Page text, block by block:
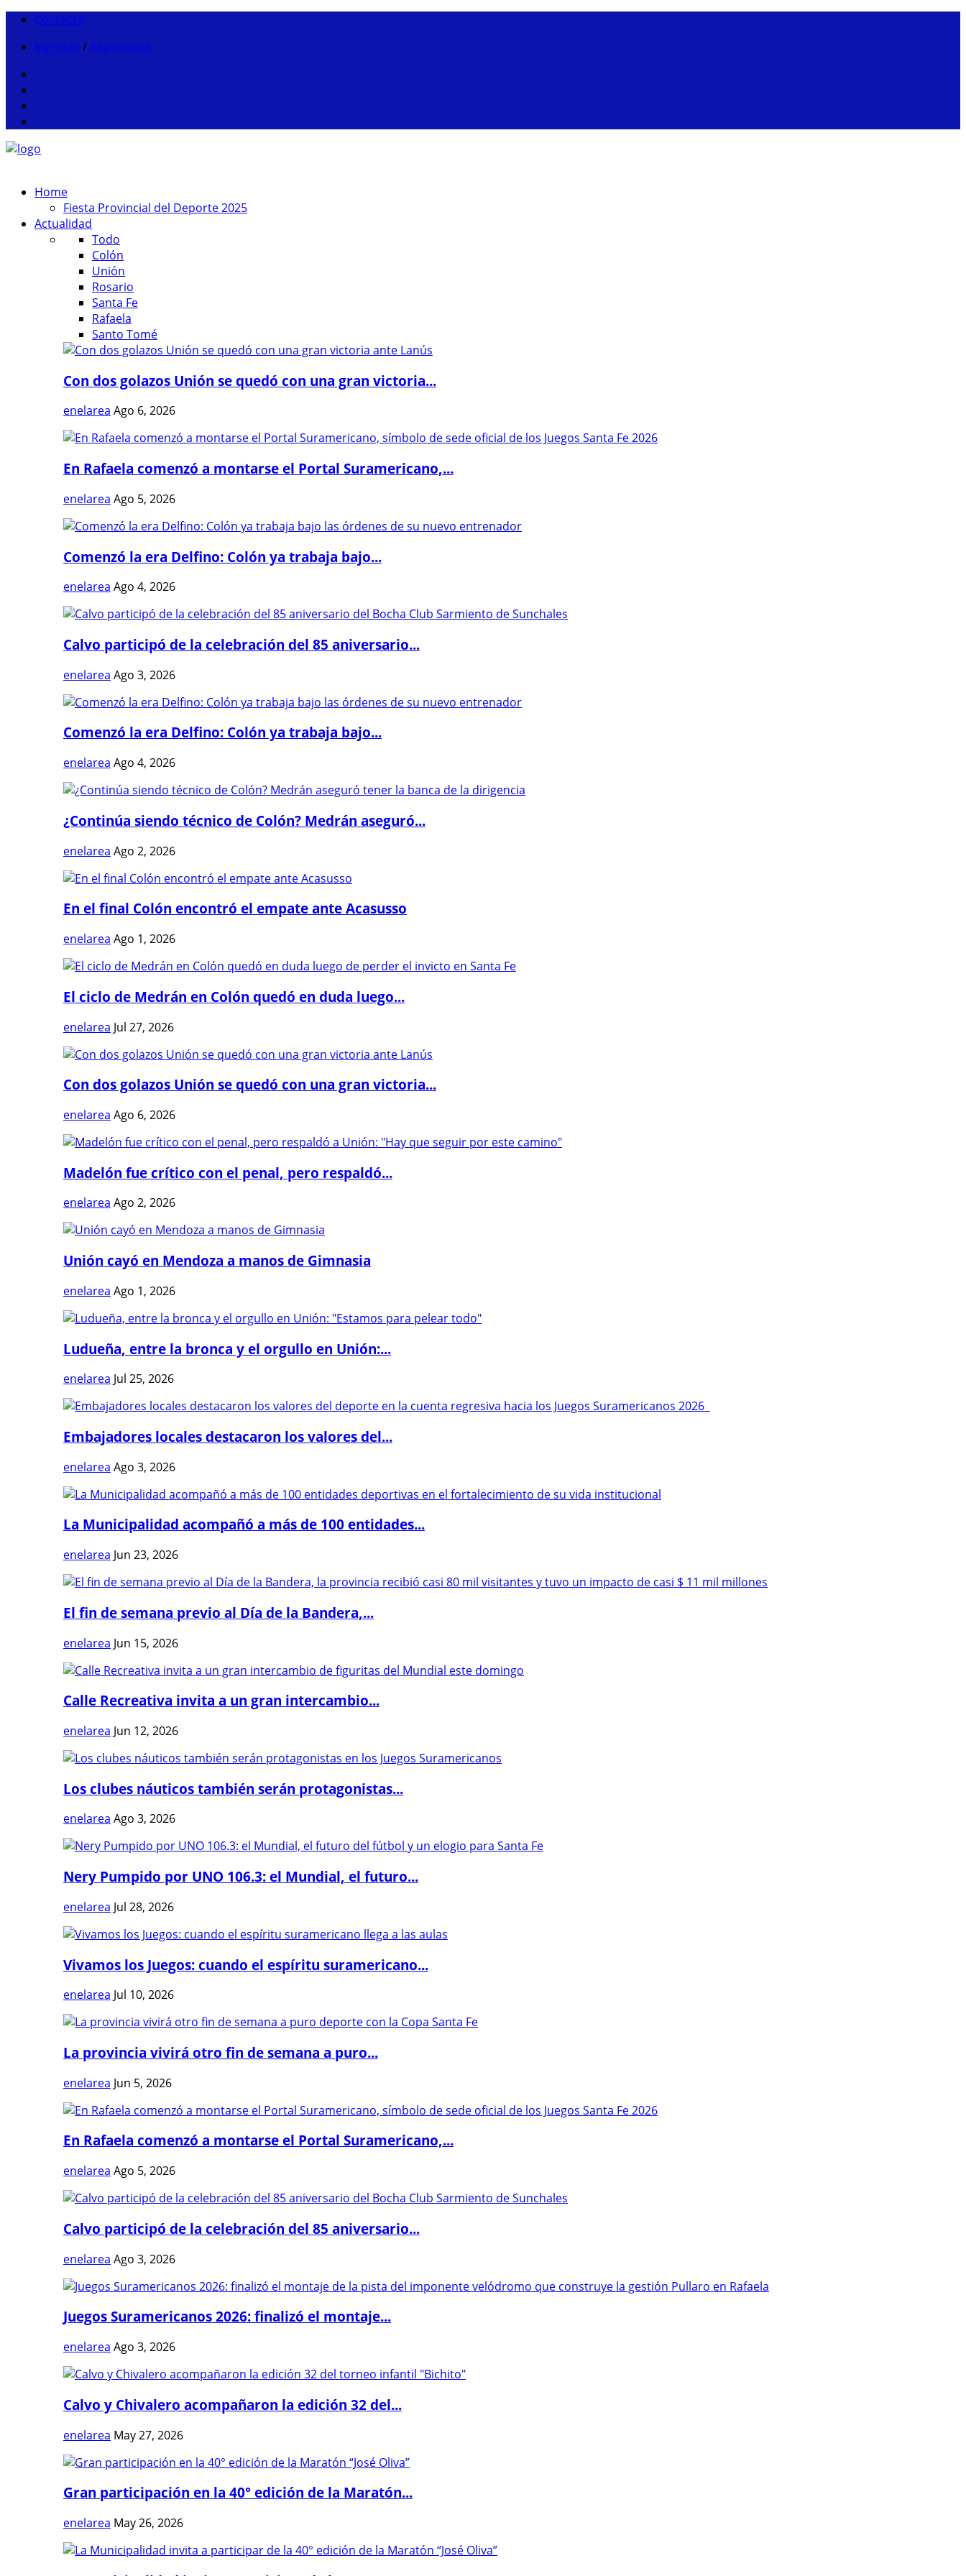
Contacto
Ingresar / Registrarse
Home
Fiesta Provincial del Deporte 2025
Actualidad
Todo
Colón
Unión
Rosario
Santa Fe
Rafaela
Santo Tomé
Con dos golazos Unión se quedó con una gran victoria...
enelarea Ago 6, 2026
En Rafaela comenzó a montarse el Portal Suramericano,...
enelarea Ago 5, 2026
Comenzó la era Delfino: Colón ya trabaja bajo...
enelarea Ago 4, 2026
Calvo participó de la celebración del 85 aniversario...
enelarea Ago 3, 2026
Comenzó la era Delfino: Colón ya trabaja bajo...
enelarea Ago 4, 2026
¿Continúa siendo técnico de Colón? Medrán aseguró...
enelarea Ago 2, 2026
En el final Colón encontró el empate ante Acasusso
enelarea Ago 1, 2026
El ciclo de Medrán en Colón quedó en duda luego...
enelarea Jul 27, 2026
Con dos golazos Unión se quedó con una gran victoria...
enelarea Ago 6, 2026
Madelón fue crítico con el penal, pero respaldó...
enelarea Ago 2, 2026
Unión cayó en Mendoza a manos de Gimnasia
enelarea Ago 1, 2026
Ludueña, entre la bronca y el orgullo en Unión:...
enelarea Jul 25, 2026
Embajadores locales destacaron los valores del...
enelarea Ago 3, 2026
La Municipalidad acompañó a más de 100 entidades...
enelarea Jun 23, 2026
El fin de semana previo al Día de la Bandera,...
enelarea Jun 15, 2026
Calle Recreativa invita a un gran intercambio...
enelarea Jun 12, 2026
Los clubes náuticos también serán protagonistas...
enelarea Ago 3, 2026
Nery Pumpido por UNO 106.3: el Mundial, el futuro...
enelarea Jul 28, 2026
Vivamos los Juegos: cuando el espíritu suramericano...
enelarea Jul 10, 2026
La provincia vivirá otro fin de semana a puro...
enelarea Jun 5, 2026
En Rafaela comenzó a montarse el Portal Suramericano,...
enelarea Ago 5, 2026
Calvo participó de la celebración del 85 aniversario...
enelarea Ago 3, 2026
Juegos Suramericanos 2026: finalizó el montaje...
enelarea Ago 3, 2026
Calvo y Chivalero acompañaron la edición 32 del...
enelarea May 27, 2026
Gran participación en la 40° edición de la Maratón...
enelarea May 26, 2026